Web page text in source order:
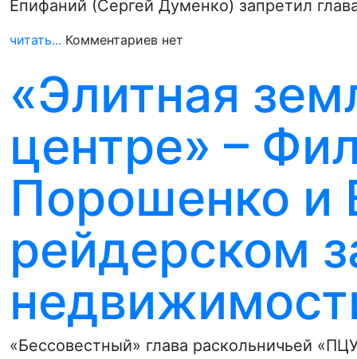
Епифаний (Сергей Думенко) запретил
читать... Комментариев нет
«Элитная
центре» –
Порошенко и
рейдерском
«Бессовестный» глава раскольничьей